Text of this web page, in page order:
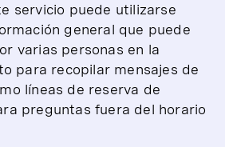
servicio puede utilizarse
general que puede
varias personas en la
para recopilar mensajes de
líneas de reserva de
preguntas fuera del horario